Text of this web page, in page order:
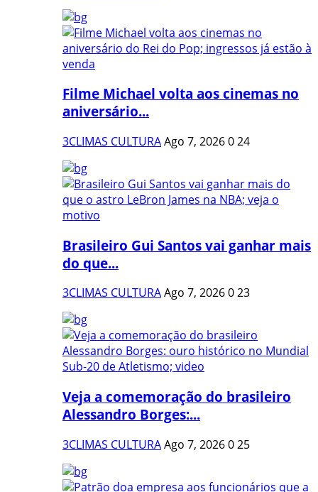
Filme Michael volta aos cinemas no
aniversário...
3CLIMAS CULTURAAgo 7, 2026024
Brasileiro Gui Santos vai ganhar mais
do que...
3CLIMAS CULTURAAgo 7, 2026023
Veja a comemoração do brasileiro
Alessandro Borges:...
3CLIMAS CULTURAAgo 7, 2026025